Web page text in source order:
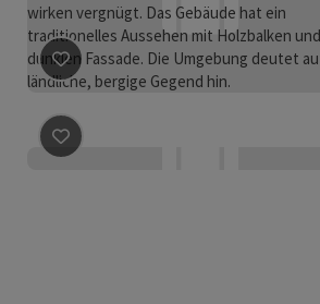
Beitrag merken: Bauernhof-
Beitrag merken